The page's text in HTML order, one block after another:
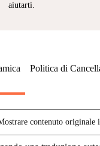
aiutarti.
Politica di
contenuto originale